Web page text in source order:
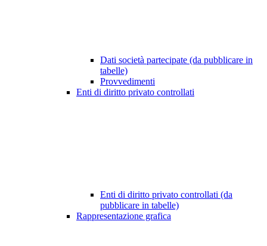
Dati società partecipate (da pubblicare in
tabelle)
Provvedimenti
Enti di diritto privato controllati
Enti di diritto privato controllati (da
pubblicare in tabelle)
Rappresentazione grafica